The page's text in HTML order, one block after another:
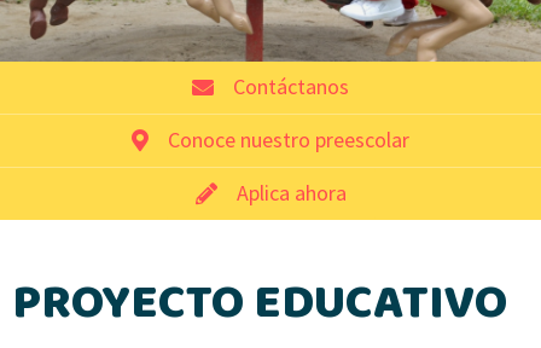
Contáctanos
Conoce nuestro preescolar
Aplica ahora
PROYECTO EDUCATIVO